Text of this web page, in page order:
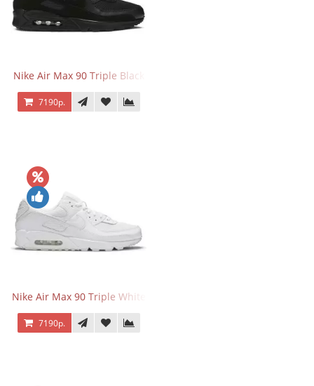
Nike Air Max 90 Triple Black
7190р.
Nike Air Max 90 Triple White
7190р.